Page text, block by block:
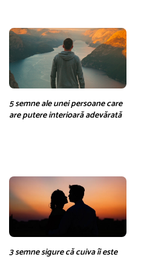
5 semne ale unei persoane care
are putere interioară adevărată
3 semne sigure că cuiva îi este